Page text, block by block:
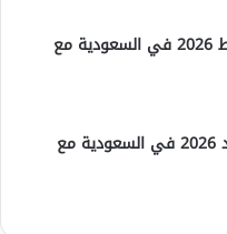
سلم رواتب الضباط 2026 في السعودية مع
سلم رواتب الافراد 2026 في السعودية مع